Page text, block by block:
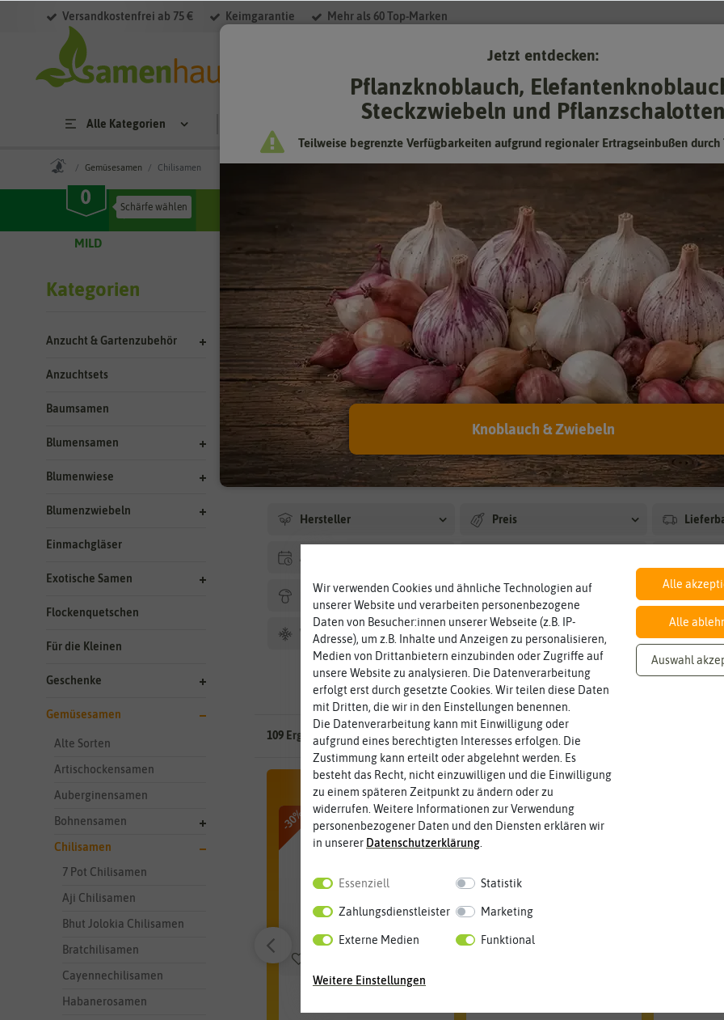
Versandkostenfrei ab 75 € Keimgarantie Mehr als 60 Top-Marken
Alle Kategorien
Gemüsesamen Chilisamen
MILD SEHR SCHARF EXTREM
Kategorien
Anzucht & Gartenzubehör
Anzuchtsets
Baumsamen
Blumensamen
Blumenwiese
Blumenzwiebeln
Einmachgläser
Exotische Samen
Flockenquetschen
Für die Kleinen
Geschenke
Gemüsesamen
Alte Sorten
Artischockensamen
Auberginensamen
Bohnensamen
Chilisamen
7 Pot Chilisamen
Aji Chilisamen
Bhut Jolokia Chilisamen
Bratchilisamen
Cayennechilisamen
Habanerosamen
Gemüsesamen- Chilisamen
Chilisamen – wenn es mal etwas schärfer sein soll
Wer es in der Küche etwas schärfer liebt, baut Chilis im Garten, auf Balkon oder Terrasse
gibt es in unterschiedlichen Schärfegraden. Chilis sind aber nicht nur in der Küche
Bereits die kleinen weißen oder violetten Blüten wirken dekorativ.
Weitere Kategorien
Cayennechilisamen 19 Habanerosamen 10 Bratchilisamen 3
Hersteller Preis
Aussaat Haus
Pflanzgut Pflanzzeit
Winterhart
109 Ergebnisse gefunden in Chilisamen
-30%
CHARLY CHILI Chilitopf
-30%
Filter
Wir verwenden Cookies und ähnliche Technologien auf
unserer Website und verarbeiten personenbezogene
Daten von Besucher:innen unserer Webseite (z.B. IP-
Adresse), um z.B. Inhalte und Anzeigen zu personalisieren,
Medien von Drittanbietern einzubinden oder Zugriffe auf
unsere Website zu analysieren. Die Datenverarbeitung
erfolgt erst durch gesetzte Cookies. Wir teilen diese Daten
mit Dritten, die wir in den Einstellungen benennen.
Die Datenverarbeitung kann mit Einwilligung oder
aufgrund eines berechtigten Interesses erfolgen. Die
Zustimmung kann erteilt oder abgelehnt werden. Es
besteht das Recht, nicht einzuwilligen und die Einwilligung
zu einem späteren Zeitpunkt zu ändern oder zu
widerrufen. Weitere Informationen zur Verwendung
personenbezogener Daten und den Diensten erklären wir
in unserer Daten­schutz­erklärung
Essenziell Statistik
Zahlungsdienstleister Marketing
Externe Medien Funktional
Weitere Einstellungen
Alle
Alle
Auswahl
Jetzt entdecken:
Pflanzknoblauch,
Steckzwiebeln und Pflanzschalotten
Teilweise begrenzte Verfügbarkeiten aufgrund regionaler Ertragseinbußen durch
Knoblauch & Zwiebeln